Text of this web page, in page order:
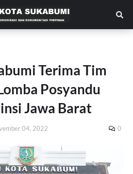
Terima Tim
Posyandu
Jawa Barat
04, 2022 0